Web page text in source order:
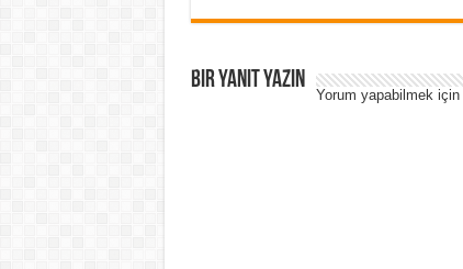
Bir yanıt yazın
Yorum yapabilmek için